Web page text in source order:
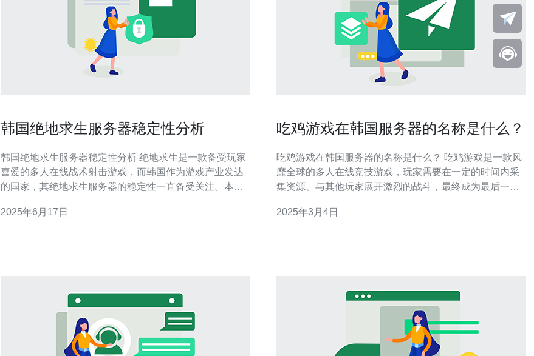
韩国绝地求生服务器稳定性分析
韩国绝地求生服务器稳定性分析 绝地求生是一款备受玩家
喜爱的多人在线战术射击游戏，而韩国作为游戏产业发达
的国家，其绝地求生服务器的稳定性一直备受关注。本文
生服务器的负载情况是影响稳定性的重要因素之一。根据
2025年6月17日
吃鸡游戏在韩国服务器的名称是什么？
吃鸡游戏在韩国服务器的名称是什么？ 吃鸡游戏是一款风
靡全球的多人在线竞技游戏，玩家需要在一定的时间内采
集资源、与其他玩家展开激烈的战斗，最终成为最后一名
玩家设立的游戏服务器。 在韩国，吃鸡游戏的服务器名称
2025年3月4日